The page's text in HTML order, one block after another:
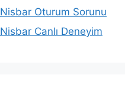
Nisbar Oturum Sorunu
Nisbar Canlı Deneyim